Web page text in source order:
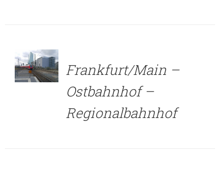
Frankfurt/Main –
Ostbahnhof –
Regionalbahnhof